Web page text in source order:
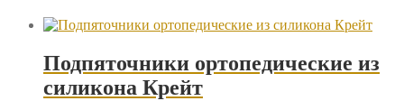
Подпяточники ортопедические из
силикона Крейт